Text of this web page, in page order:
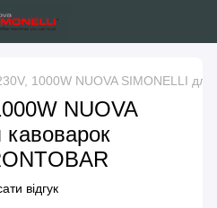
1000W NUOVA SIMONELLI
NUOVA
відгук